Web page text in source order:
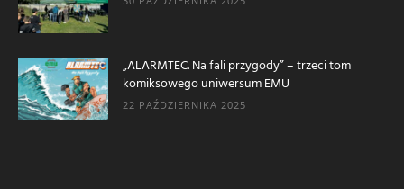
„ALARMTEC. Na fali przygody” – trzeci tom
komiksowego uniwersum EMU
22 PAŹDZIERNIKA 2025